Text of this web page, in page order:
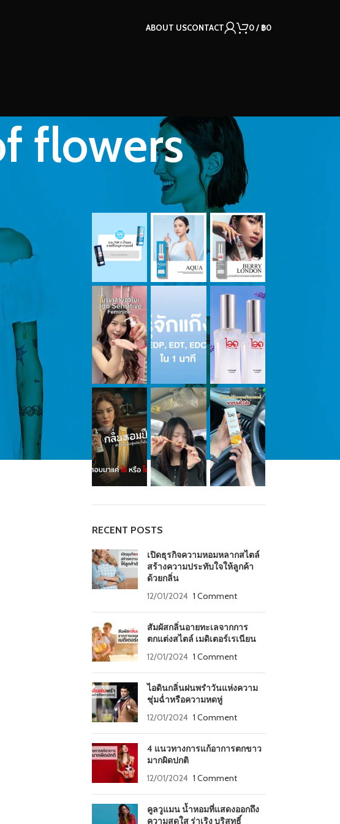
ABOUT USCONTACT 0/ ฿0
flowers
OUR INSTAGRAM
RECENT POSTS
เปิดธุรกิจความหอมหลากสไตล์
สร้างความประทับใจให้ลูกค้า
ด้วยกลิ่น
12/01/2024 1 Comment
สัมผัสกลิ่นอายทะเลจากการ
ตกแต่งสไตล์ เมดิเตอร์เรเนียน
12/01/2024 1 Comment
ไอดินกลิ่นฝนพรำวันแห่งความ
ชุ่มฉ่ำหรือความหดหู่
12/01/2024 1 Comment
4 แนวทางการแก้อาการตกขาว
มากผิดปกติ
12/01/2024 1 Comment
คูลวูแมน น้ำหอมที่แสดงออกถึง
ความสดใส ร่าเริง บริสุทธิ์